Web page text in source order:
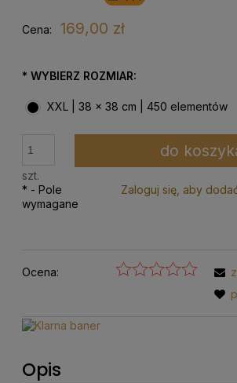
Cena: 169,00 zł
* WYBIERZ ROZMIAR:
XXL | 38 x 38 cm | 450 elementów
szt.
do
Zaloguj się, aby
* - Pole
wymagane
Ocena:
Opis